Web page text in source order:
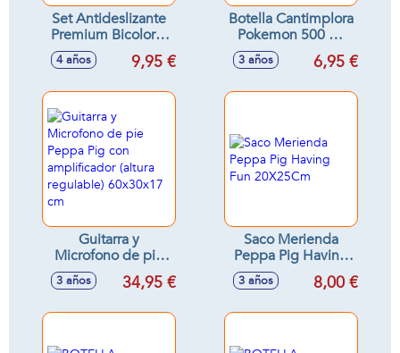
Set Antideslizante
Premium Bicolor 3
Piezas Spiderman
Urban Web
4 años 9,95 €
Botella Cantimplora
Pokemon 500 Ml
De Aluminio 3
Mod. Sdos. -
3 años 6,95 €
Guitarra y
Microfono de pie
Peppa Pig con
amplificador (altura
3 años 34,95 €
Saco Merienda
Peppa Pig Having
Fun 20X25Cm
3 años 8,00 €